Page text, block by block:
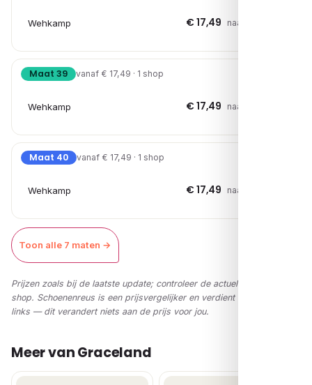
Wehkamp € 17,49 naar shop →
Maat 39 vanaf € 17,49 · 1 shop
Wehkamp € 17,49 naar shop →
Maat 40 vanaf € 17,49 · 1 shop
Wehkamp € 17,49 naar shop →
Toon alle 7 maten →
Prijzen zoals bij de laatste update; controleer de actuele prijs in de
shop. Schoenenreus is een prijsvergelijker en verdient via affiliate-
links — dit verandert niets aan de prijs voor jou.
Meer van Graceland